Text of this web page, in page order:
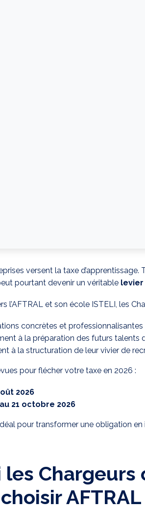
versent la taxe
pourtant devenir un véritable levier
l’AFTRAL et son école ISTELI, les
concrètes et professionnalisantes
à la préparation des futurs talents
à la structuration de leur vivier de
pour flécher votre taxe en 2026 :
2026
21 octobre 2026
pour transformer une obligation
les
AFTRAL